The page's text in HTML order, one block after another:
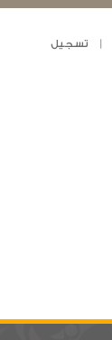
تسجيل